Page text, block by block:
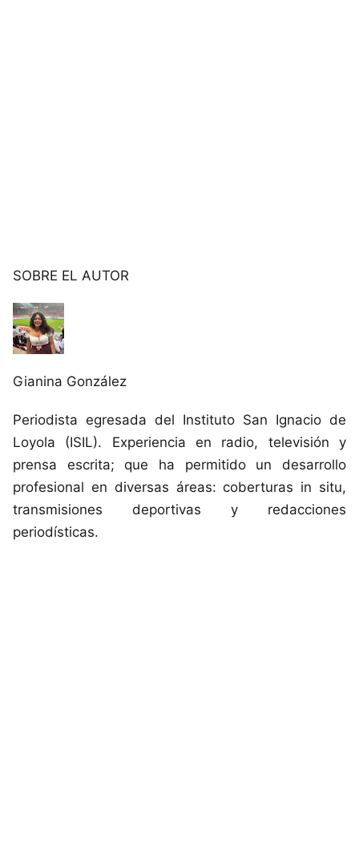
SOBRE EL AUTOR
Gianina González
Periodista egresada del Instituto San Ignacio de
Loyola (ISIL). Experiencia en radio, televisión y
prensa escrita; que ha permitido un desarrollo
profesional en diversas áreas: coberturas in situ,
transmisiones deportivas y redacciones
periodísticas.